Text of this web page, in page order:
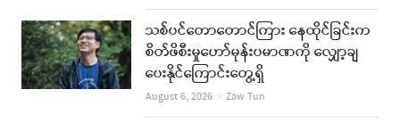
သစ်ပင်တောတောင်ကြား နေထိုင်ခြင်းက
စိတ်ဖိစီးမှုဟော်မုန်းပမာဏကို လျှော့ချ
ပေးနိုင်ကြောင်းတွေ့ရှိ
August 6, 2026 Author
Zaw Tun